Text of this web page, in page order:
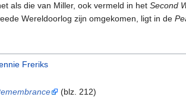
als die van Miller, ook vermeld in het Second
Wereldoorlog zijn omgekomen, ligt in de
Freriks
(blz. 212)